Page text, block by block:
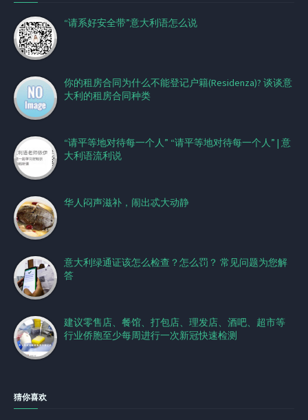
“请系好安全带”意大利语怎么说
你的租房合同为什么不能登记户籍(Residenza)? 谈谈意
大利的租房合同种类
“请平等地对待每一个人” “请平等地对待每一个人” | 意
大利语流利说
华人闷声滋补，闹出忒大动静
意大利绿通证该怎么检查？怎么罚？ 常见问题为您解
答
建议零售店、餐馆、打包店、理发店、酒吧、超市等
行业侨胞至少每周进行一次新冠快速检测
猜你喜欢